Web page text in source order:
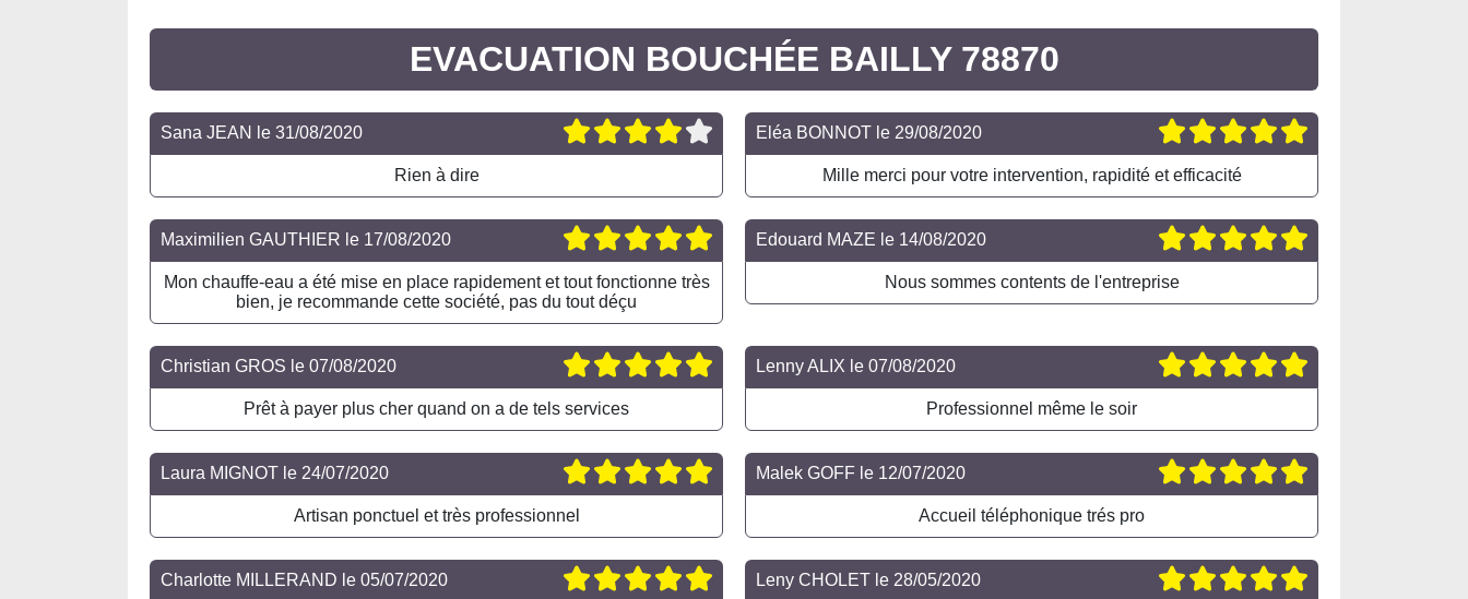
EVACUATION BOUCHÉE BAILLY 78870
Sana JEAN le 31/08/2020
Rien à dire
Eléa BONNOT le 29/08/2020
Mille merci pour votre intervention, rapidité et efficacité
Maximilien GAUTHIER le 17/08/2020
Mon chauffe-eau a été mise en place rapidement et tout fonctionne très
bien, je recommande cette société, pas du tout déçu
Edouard MAZE le 14/08/2020
Nous sommes contents de l'entreprise
Christian GROS le 07/08/2020
Prêt à payer plus cher quand on a de tels services
Lenny ALIX le 07/08/2020
Professionnel même le soir
Laura MIGNOT le 24/07/2020
Artisan ponctuel et très professionnel
Malek GOFF le 12/07/2020
Accueil téléphonique trés pro
Charlotte MILLERAND le 05/07/2020 Leny CHOLET le 28/05/2020